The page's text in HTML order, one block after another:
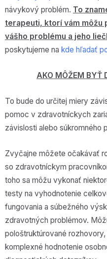
návykový problém. To
terapeuti, ktorí vám môžu
vášho problému a jeho
poskytujeme na kde hľadať
AKO MÔŽEM BYŤ
To bude do určitej miery
pomoc v zdravotníckych
závislosti alebo súkromného
Zvyčajne môžete očakávať
so zdravotníckym
toho sa môžu vykonať
testy na vyhodnotenie
fungovania a súbežného
zdravotných problémov.
pološtruktúrované
komplexné hodnotenie